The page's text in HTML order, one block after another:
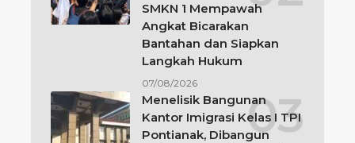
SMKN 1 Mempawah
Angkat Bicarakan
Bantahan dan Siapkan
Langkah Hukum
07/08/2026
Menelisik Bangunan
Kantor Imigrasi Kelas I TPI
Pontianak, Dibangun